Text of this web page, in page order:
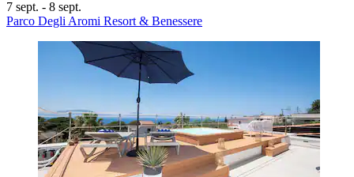
7 sept. - 8 sept.
Parco Degli Aromi Resort & Benessere